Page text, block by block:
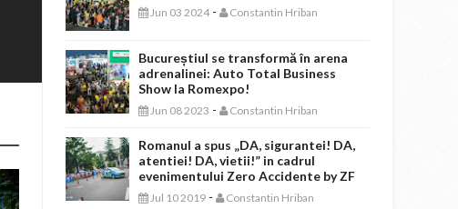
Jun 03 2024 - Constantin Hriban
Bucureștiul se transformă în arena
adrenalinei: Auto Total Business
Show la Romexpo!
Jun 08 2023 - Constantin Hriban
Romanul a spus „DA, sigurantei! DA,
atentiei! DA, vietii!” in cadrul
evenimentului Zero Accidente by ZF
Jul 10 2019 - Constantin Hriban